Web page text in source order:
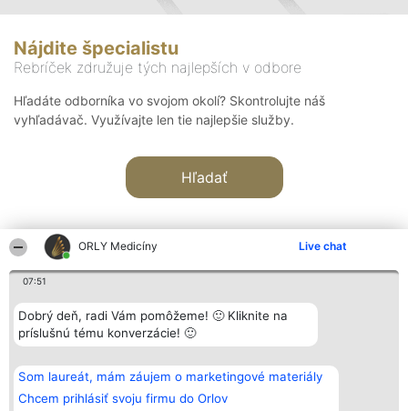
ORLY Medicíny Live chat
07:51
Dobrý deň, radi Vám pomôžeme! 🙂 Kliknite na
príslušnú tému konverzácie! 🙂
Som laureát, mám záujem o marketingové materiály
Chcem prihlásiť svoju firmu do Orlov
Nájdite špecialistu
Rebríček združuje tých najlepších v odbore
Hľadáte odborníka vo svojom okolí? Skontrolujte náš
vyhľadávač. Využívajte len tie najlepšie služby.
Hľadať
Organizátor hodnotenia
Bright Side Solutions sp. z o.
o. sp. k.
Wrocław 50-079
KRS 0000749100 | Regon
381313360 | NIP 8943132676
+48 508 492 400
Hodnotenie
Laureáti
Lista
Laureatów
Podmienky
Obchodné
podmienky
Kontakt
Kontakt